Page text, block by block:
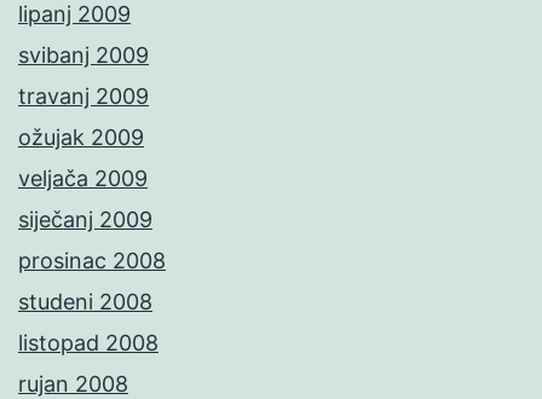
lipanj 2009
svibanj 2009
travanj 2009
ožujak 2009
veljača 2009
siječanj 2009
prosinac 2008
studeni 2008
listopad 2008
rujan 2008